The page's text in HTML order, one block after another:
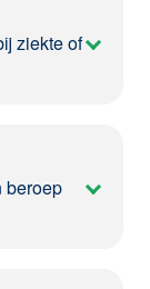
ziekte of
beroep